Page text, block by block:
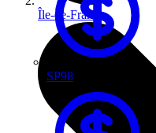
SP98
Île-de-France